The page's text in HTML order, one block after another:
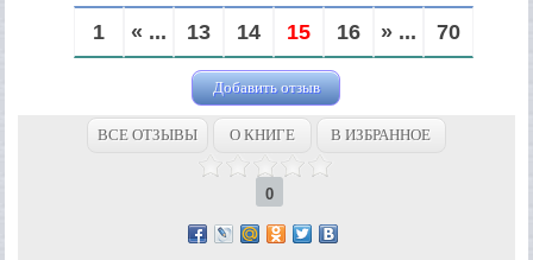
1 « ... 13 14 15 16 » ... 70
Добавить отзыв
ВСЕ ОТЗЫВЫ О КНИГЕ В ИЗБРАННОЕ
0